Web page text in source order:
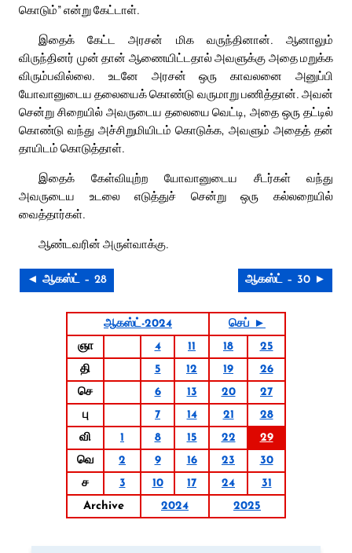
கொடும்” என்று கேட்டாள்.
இதைக் கேட்ட அரசன் மிக வருந்தினான். ஆனாலும்
விருந்தினர் முன் தான் ஆணையிட்டதால் அவளுக்கு அதை மறுக்க
விரும்பவில்லை. உடனே அரசன் ஒரு காவலனை அனுப்பி
யோவானுடைய தலையைக் கொண்டு வருமாறு பணித்தான். அவன்
சென்று சிறையில் அவருடைய தலையை வெட்டி, அதை ஒரு தட்டில்
கொண்டு வந்து அச்சிறுமியிடம் கொடுக்க, அவளும் அதைத் தன்
தாயிடம் கொடுத்தாள்.
இதைக் கேள்வியுற்ற யோவானுடைய சீடர்கள் வந்து
அவருடைய உடலை எடுத்துச் சென்று ஒரு கல்லறையில்
வைத்தார்கள்.
ஆண்டவரின் அருள்வாக்கு.
◄ ஆகஸ்ட் – 28 ஆகஸ்ட் – 30 ►
ஆகஸ்ட்-2024
செப் ►
ஞா
4 11 18
25
தி
5 12 19
26
செ
6 13 20
27
பு
7 14 21
28
வி
1 8 15 22
29
வெ
2 9 16 23
30
ச
3 10 17 24
31
Archive
2024 2025